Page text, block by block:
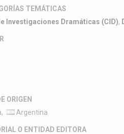
TEMÁTICAS
Investigaciones Dramáticas (CID),
ORIGEN
Argentina
O ENTIDAD EDITORA